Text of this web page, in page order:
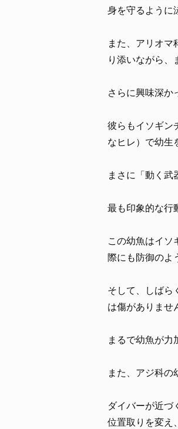
身を守るように
また、アリオ
り添いながら、
さらに興味深か
彼らもイソギン
なヒレ）で幼生
まさに「動く武
最も印象的な行
この幼魚はイソ
際にも防御のよ
そして、しばら
は傷がありませ
まるで幼魚が力
また、アジ科の
ダイバーが近づ
位置取りを変え